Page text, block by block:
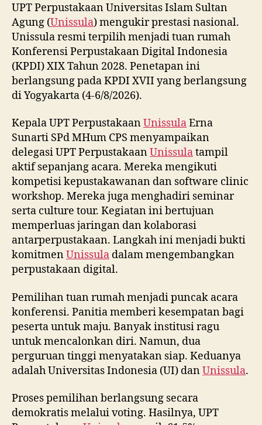
UPT Perpustakaan Universitas Islam Sultan
Agung (Unissula) mengukir prestasi nasional.
Unissula resmi terpilih menjadi tuan rumah
Konferensi Perpustakaan Digital Indonesia
(KPDI) XIX Tahun 2028. Penetapan ini
berlangsung pada KPDI XVII yang berlangsung
di Yogyakarta (4-6/8/2026).
Kepala UPT PerpustakaanUnissulaErna
Sunarti SPd MHum CPS menyampaikan
delegasi UPT PerpustakaanUnissulatampil
aktif sepanjang acara. Mereka mengikuti
kompetisi kepustakawanan dan software clinic
workshop. Mereka juga menghadiri seminar
serta culture tour. Kegiatan ini bertujuan
memperluas jaringan dan kolaborasi
antarperpustakaan. Langkah ini menjadi bukti
komitmenUnissula dalam mengembangkan
perpustakaan digital.
Pemilihan tuan rumah menjadi puncak acara
konferensi. Panitia memberi kesempatan bagi
peserta untuk maju. Banyak institusi ragu
untuk mencalonkan diri. Namun, dua
perguruan tinggi menyatakan siap. Keduanya
adalah Universitas Indonesia (UI) danUnissula.
Proses pemilihan berlangsung secara
demokratis melalui voting. Hasilnya, UPT